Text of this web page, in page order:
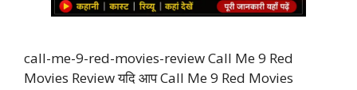
call-me-9-red-movies-review Call Me 9 Red
Movies Review यदि आप Call Me 9 Red Movies